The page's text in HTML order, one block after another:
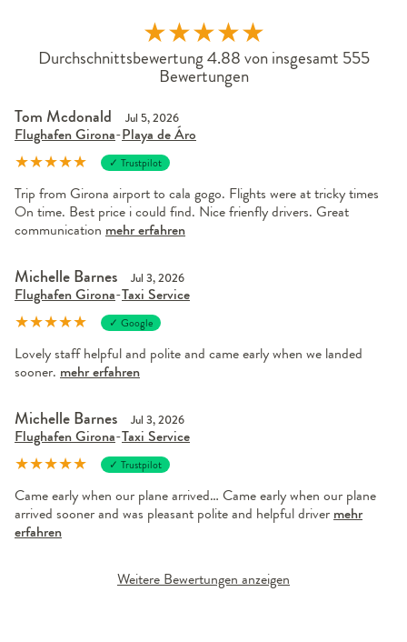
★★★★★
Durchschnittsbewertung 4.88 von insgesamt 555
Bewertungen
Tom Mcdonald Jul 5, 2026
Flughafen Girona-Playa de Áro
★★★★★ ✓ Trustpilot
Trip from Girona airport to cala gogo. Flights were at tricky times
On time. Best price i could find. Nice frienfly drivers. Great
communication mehr erfahren
Michelle Barnes Jul 3, 2026
Flughafen Girona-Taxi Service
★★★★★ ✓ Google
Lovely staff helpful and polite and came early when we landed
sooner. mehr erfahren
Michelle Barnes Jul 3, 2026
Flughafen Girona-Taxi Service
★★★★★ ✓ Trustpilot
Came early when our plane arrived… Came early when our plane
arrived sooner and was pleasant polite and helpful driver mehr
erfahren
Weitere Bewertungen anzeigen